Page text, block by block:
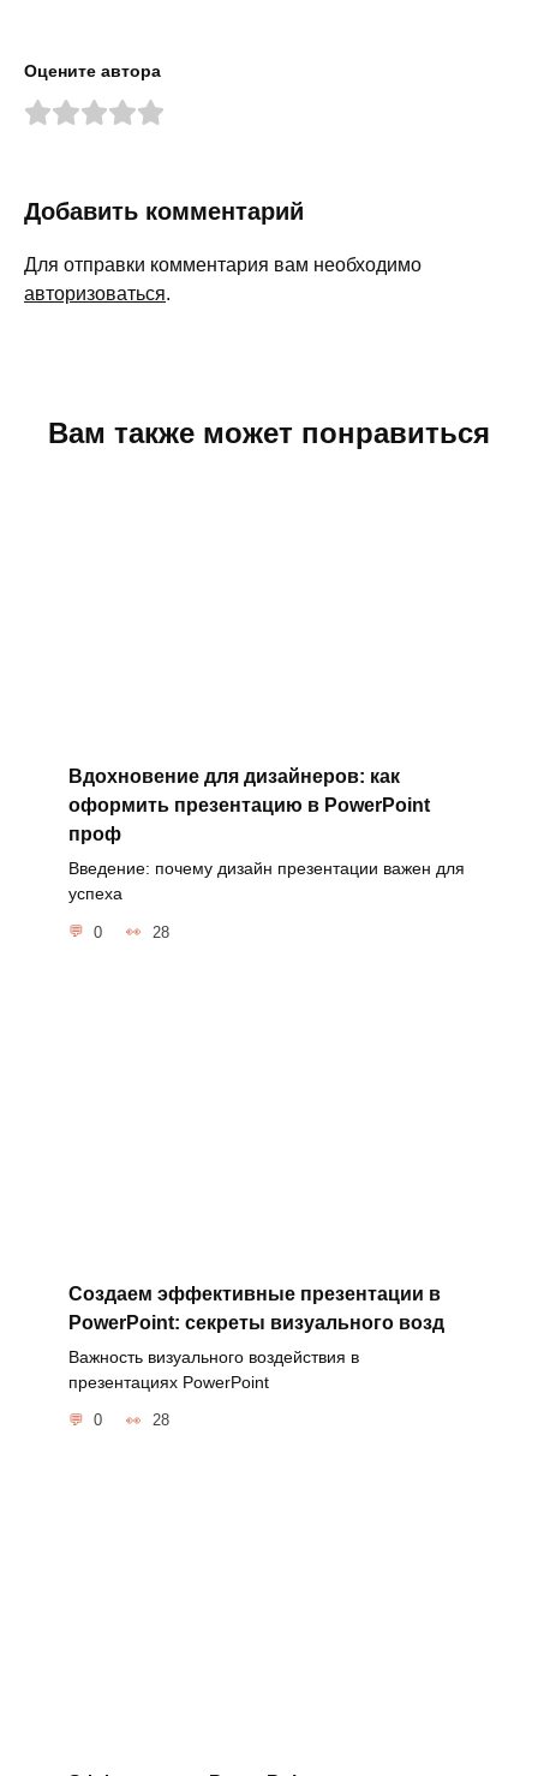
Оцените автора
Добавить комментарий
Для отправки комментария вам необходимо
авторизоваться.
Вам также может понравиться
Вдохновение для дизайнеров: как
оформить презентацию в PowerPoint
проф
Введение: почему дизайн презентации важен для
успеха
0 28
Создаем эффективные презентации в
PowerPoint: секреты визуального возд
Важность визуального воздействия в
презентациях PowerPoint
0 28